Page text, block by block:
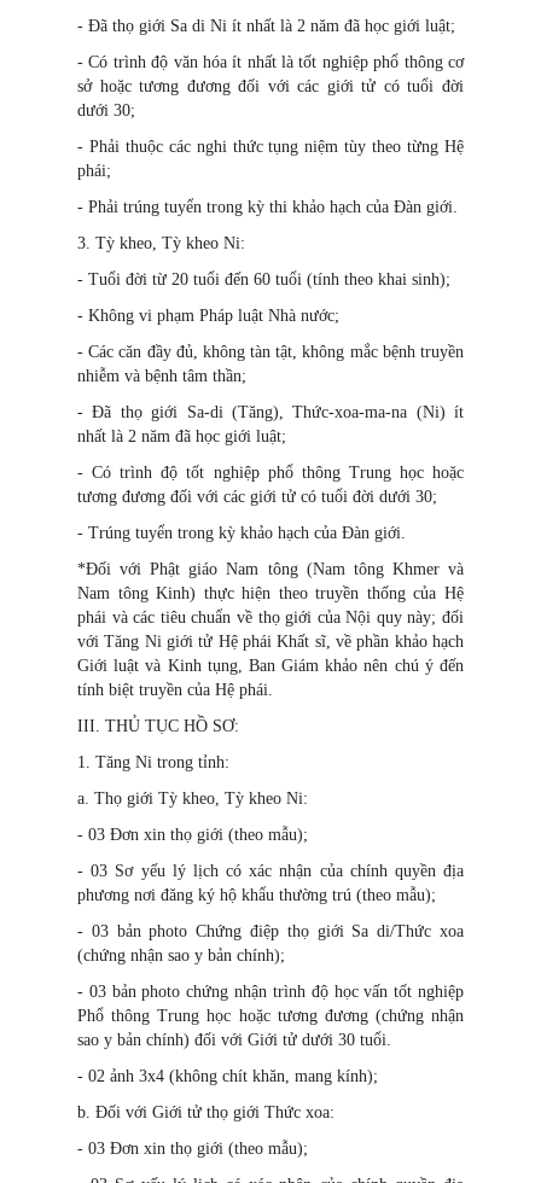
- Đã thọ giới Sa di Ni ít nhất là 2 năm đã học giới luật;
- Có trình độ văn hóa ít nhất là tốt nghiệp phổ thông cơ
sở hoặc tương đương đối với các giới tử có tuổi đời
dưới 30;
- Phải thuộc các nghi thức tụng niệm tùy theo từng Hệ
phái;
- Phải trúng tuyển trong kỳ thi khảo hạch của Đàn giới.
3. Tỳ kheo, Tỳ kheo Ni:
- Tuổi đời từ 20 tuổi đến 60 tuổi (tính theo khai sinh);
- Không vi phạm Pháp luật Nhà nước;
- Các căn đầy đủ, không tàn tật, không mắc bệnh truyền
nhiễm và bệnh tâm thần;
- Đã thọ giới Sa-di (Tăng), Thức-xoa-ma-na (Ni) ít
nhất là 2 năm đã học giới luật;
- Có trình độ tốt nghiệp phổ thông Trung học hoặc
tương đương đối với các giới tử có tuổi đời dưới 30;
- Trúng tuyển trong kỳ khảo hạch của Đàn giới.
*Đối với Phật giáo Nam tông (Nam tông Khmer và
Nam tông Kinh) thực hiện theo truyền thống của Hệ
phái và các tiêu chuẩn về thọ giới của Nội quy này; đối
với Tăng Ni giới tử Hệ phái Khất sĩ, về phần khảo hạch
Giới luật và Kinh tụng, Ban Giám khảo nên chú ý đến
tính biệt truyền của Hệ phái.
III. THỦ TỤC HỒ SƠ:
1. Tăng Ni trong tỉnh:
a. Thọ giới Tỳ kheo, Tỳ kheo Ni:
- 03 Đơn xin thọ giới (theo mẫu);
- 03 Sơ yếu lý lịch có xác nhận của chính quyền địa
phương nơi đăng ký hộ khẩu thường trú (theo mẫu);
- 03 bản photo Chứng điệp thọ giới Sa di/Thức xoa
(chứng nhận sao y bản chính);
- 03 bản photo chứng nhận trình độ học vấn tốt nghiệp
Phổ thông Trung học hoặc tương đương (chứng nhận
sao y bản chính) đối với Giới tử dưới 30 tuổi.
- 02 ảnh 3x4 (không chít khăn, mang kính);
b. Đối với Giới tử thọ giới Thức xoa:
- 03 Đơn xin thọ giới (theo mẫu);